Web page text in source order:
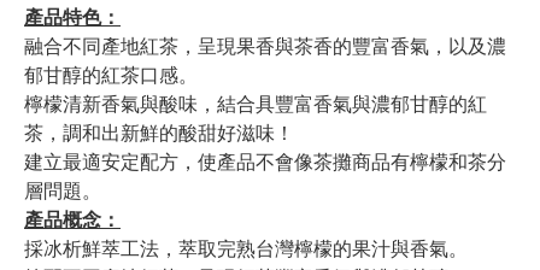
產品特色：
融合不同產地紅茶，呈現果香與茶香的豐富香氣，以及濃
郁甘醇的紅茶口感。
檸檬清新香氣與酸味，結合具豐富香氣與濃郁甘醇的紅
茶，調和出新鮮的酸甜好滋味！
建立最適安定配方，使產品不會像茶攤商品有檸檬和茶分
層問題。
產品概念：
採冰析鮮萃工法，萃取完熟台灣檸檬的果汁與香氣。